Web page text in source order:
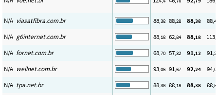
N/A viasatfibra.com.br 88,38 88,28 88,38 88
N/A g6internet.com.br 88,18 62,84 88,18 113
N/A fornet.com.br 68,70 57,32 91,12 91
N/A wellnet.com.br 93,06 91,67 92,24 94
N/A tpa.net.br 88,38 88,18 88,38 88